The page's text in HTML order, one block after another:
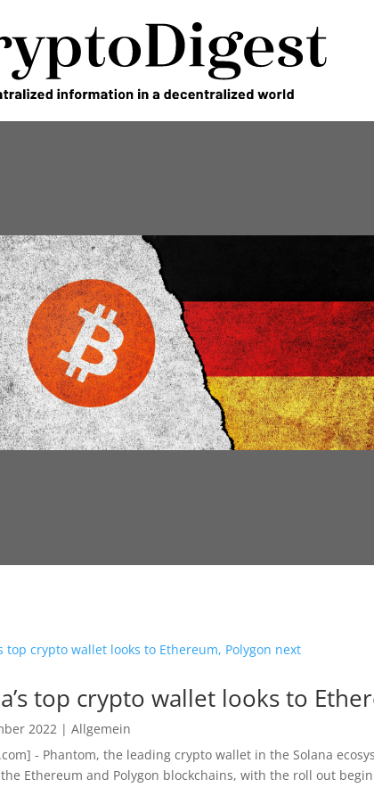
top crypto wallet looks to
2022 |Allgemein
- Phantom, the leading crypto wallet in the Solana
Ethereum and Polygon blockchains, with the roll out